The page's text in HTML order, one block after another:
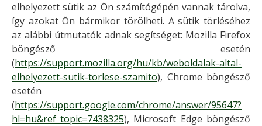
elhelyezett sütik az Ön számítógépén vannak tárolva,
így azokat Ön bármikor törölheti. A sütik törléséhez
az alábbi útmutatók adnak segítséget: Mozilla Firefox
böngésző esetén
(https://support.mozilla.org/hu/kb/weboldalak-altal-
elhelyezett-sutik-torlese-szamito), Chrome böngésző
esetén
(https://support.google.com/chrome/answer/95647?
hl=hu&ref_topic=7438325), Microsoft Edge böngésző